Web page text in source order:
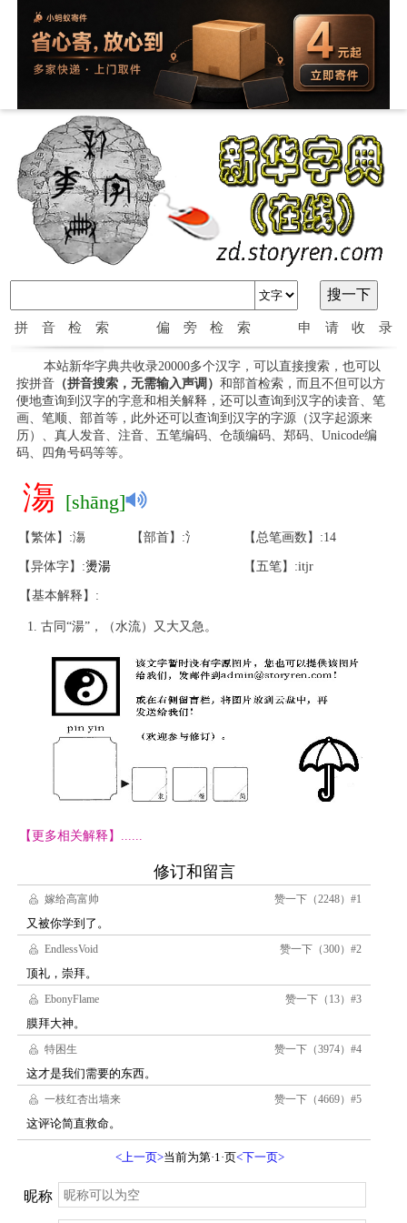
拼音检索 偏旁检索 申请收录
本站新华字典共收录20000多个汉字，可以直接搜索，也可以
按拼音（拼音搜索，无需输入声调） 和部首检索，而且不但可以方
便地查询到汉字的字意和相关解释，还可以查询到汉字的读音、笔
画、笔顺、部首等，此外还可以查询到汉字的字源（汉字起源来
历）、真人发音、注音、五笔编码、仓颉编码、郑码、Unicode编
码、四角号码等等。
漡 [shāng]
【繁体】:漡 【部首】:氵 【总笔画数】:14
【异体字】:燙湯 【五笔】:itjr
【基本解释】:
古同“湯”，（水流）又大又急。
【更多相关解释】......